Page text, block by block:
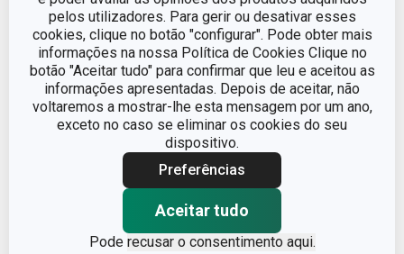
pelos utilizadores. Para gerir ou desativar esses
cookies, clique no botão "configurar". Pode obter mais
informações na nossa Política de Cookies Clique no
botão "Aceitar tudo" para confirmar que leu e aceitou as
informações apresentadas. Depois de aceitar, não
voltaremos a mostrar-lhe esta mensagem por um ano,
exceto no caso se eliminar os cookies do seu
dispositivo.
Preferências
Aceitar tudo
Pode recusar o consentimento aqui.
Outros parâmetros
CATEGORIA Lavar e limpar
LINHA DE PRODUTO GrandCHEF
utensílio de limpeza
Cinzento